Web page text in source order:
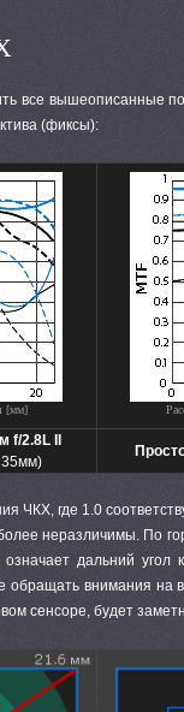
все вышеописанные
(фиксы):
[мм]
f/2.8L II
35мм)
ЧКХ, где 1.0
неразличимы. По
дальний
обращать внимания на
сенсоре, будет